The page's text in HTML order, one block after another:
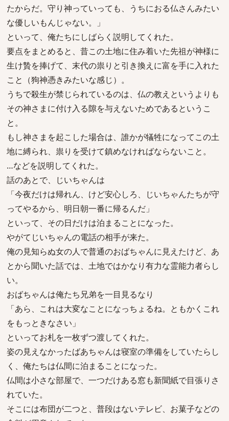
たからだ。守り神っていっても、うちにおる仏さんみたい
な優しいもんじゃない。」
といって、俺たちにしばらく説明してくれた。
要点をまとめると、昔この土地に住み着いた先祖が神様に
生け贄を捧げて、末代の祟りと引き換えに富を手に入れた
こと（狗神憑きみたいな感じ）。
うちで殺生が禁じられているのは、仏の教えというよりも
その神さまに付け入る隙を与えないためであるというこ
と。
もし神さまを起こした場合は、誰かが犠牲になってこの土
地に縛られ、祟りを受けて鎮めなければならないこと。
…などを説明してくれた。
話のあとで、じいちゃんは
「今夜だけは帰れん、けど安心しろ、じいちゃんたちが守
ってやるから、明日朝一番に帰るんだ」
といって、その日だけは泊まることになった。
やがてじいちゃんの電話の相手が来た。
俺の見知らぬ女の人で普通のおばちゃんに見えたけど、あ
とから聞いた話では、土地ではかなり有力な霊能力者らし
い。
おばちゃんは俺たち兄弟を一目見るなり
「あら、これは大変なことになっちょるね。ともかくこれ
をもっときなさい」
といってお札を一枚ずつ渡してくれた。
姿の見えなかったばあちゃんは寝室の準備をしていたらし
く、俺たちは仏間に泊まることになった。
仏間は小さな部屋で、一つだけある窓も新聞紙で目張りさ
れていた。
そこには布団が二つと、普段はないテレビ、お菓子などの